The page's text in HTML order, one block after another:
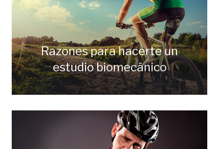
Razones para hacerte un
estudio biomecánico